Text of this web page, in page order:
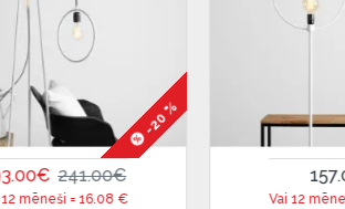
kredīta saņemšanas
piegādes noteikumiem
-20 %
16.08€ Vai 12 mēneši =13.08€